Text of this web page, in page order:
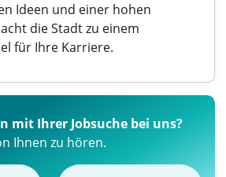
Ideen und einer hohen
die Stadt zu einem
für Ihre Karriere.
mit Ihrer Jobsuche bei uns?
Ihnen zu hören.